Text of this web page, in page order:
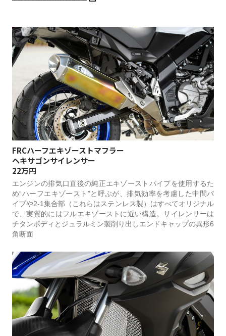
FRCハーフエキゾーストマフラー
ヘキサゴンサイレンサー
22万円
エンジンの排気口直後の純正エキゾーストパイプを使用するた
め“ハーフエキゾースト”と呼ぶが、排気効率を考慮した中間パ
イプや2-1集合部（これらはステンレス製）はすべてオリジナル
で、実質的にはフルエキゾーストに近い構造。サイレンサーは
チタンボディとジュラルミン製削り出しエンドキャップの異形6
角断面